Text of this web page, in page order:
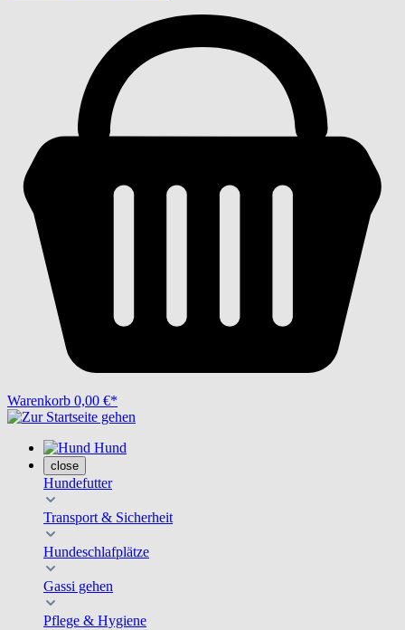
Warenkorb 0,00 €*
Hund
close
Hundefutter
Transport & Sicherheit
Hundeschlafplätze
Gassi gehen
Pflege & Hygiene